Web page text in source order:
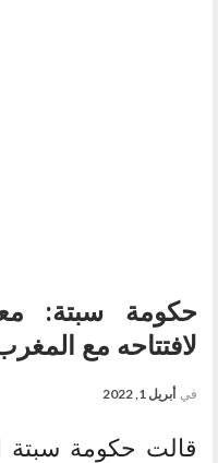
حكومة سبتة:
لافتتاحه مع
في أبريل 1, 2022
قالت حكومة سبتة